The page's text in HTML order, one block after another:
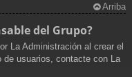
Arriba
del Grupo?
La Administración al crear el
de usuarios, contacte con La